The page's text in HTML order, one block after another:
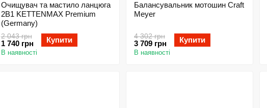
Очищувач та мастило ланцюга
2В1 KETTENMAX Premium
(Germany)
2 043 грн
1 740 грн Купити
В наявності
Балансувальник мотошин Craft
Meyer
4 302 грн
3 709 грн Купити
В наявності